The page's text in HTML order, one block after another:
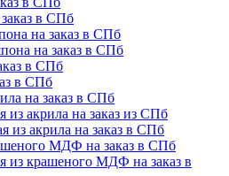
в СПб
на заказ в СПб
на заказ в СПб
в СПб
в СПб
на заказ в СПб
из акрила на заказ из СПб
из акрила на заказ в СПб
МДФ на заказ в СПб
из крашеного МДФ на заказ в